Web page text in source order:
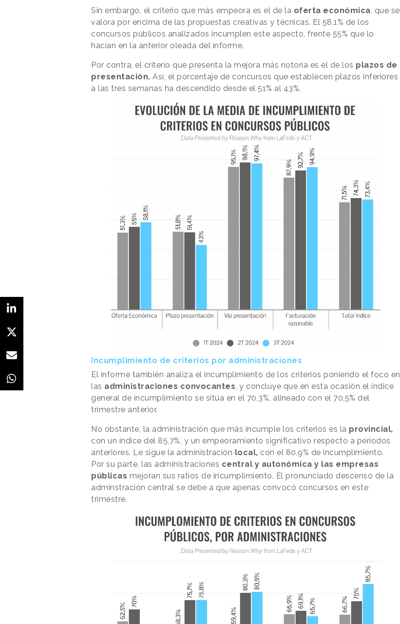
Sin embargo, el criterio que más empeora es el de la oferta económica, que se
valora por encima de las propuestas creativas y técnicas. El 58,1% de los
concursos públicos analizados incumplen este aspecto, frente 55% que lo
hacían en la anterior oleada del informe.
Por contra, el criterio que presenta la mejora más notoria es el de los plazos de
presentación. Así, el porcentaje de concursos que establecen plazos inferiores
a las tres semanas ha descendido desde el 51% al 43%.
Incumplimiento de criterios por administraciones
El informe también analiza el incumplimiento de los criterios poniendo el foco en
las administraciones convocantes, y concluye que en esta ocasión el índice
general de incumplimiento se sitúa en el 70,3%, alineado con el 70,5% del
trimestre anterior.
No obstante, la administración que más incumple los criterios es la provincial,
con un índice del 85,7%, y un empeoramiento significativo respecto a periodos
anteriores. Le sigue la administración local, con el 80,9% de incumplimiento.
Por su parte, las administraciones central y autonómica y las empresas
públicas mejoran sus ratios de incumplimiento. El pronunciado descenso de la
adminstración central se debe a que apenas convocó concursos en este
trimestre.